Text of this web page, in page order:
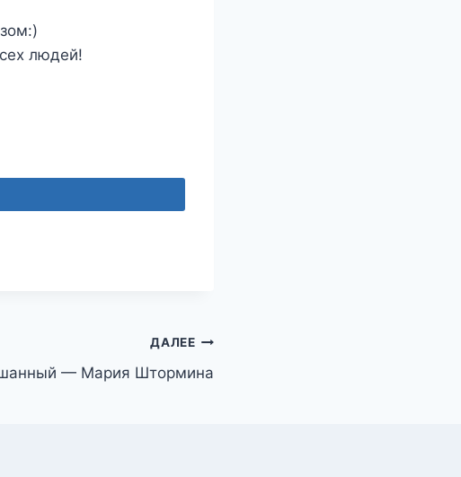
людей!
ДАЛЕЕ
— Мария Штормина